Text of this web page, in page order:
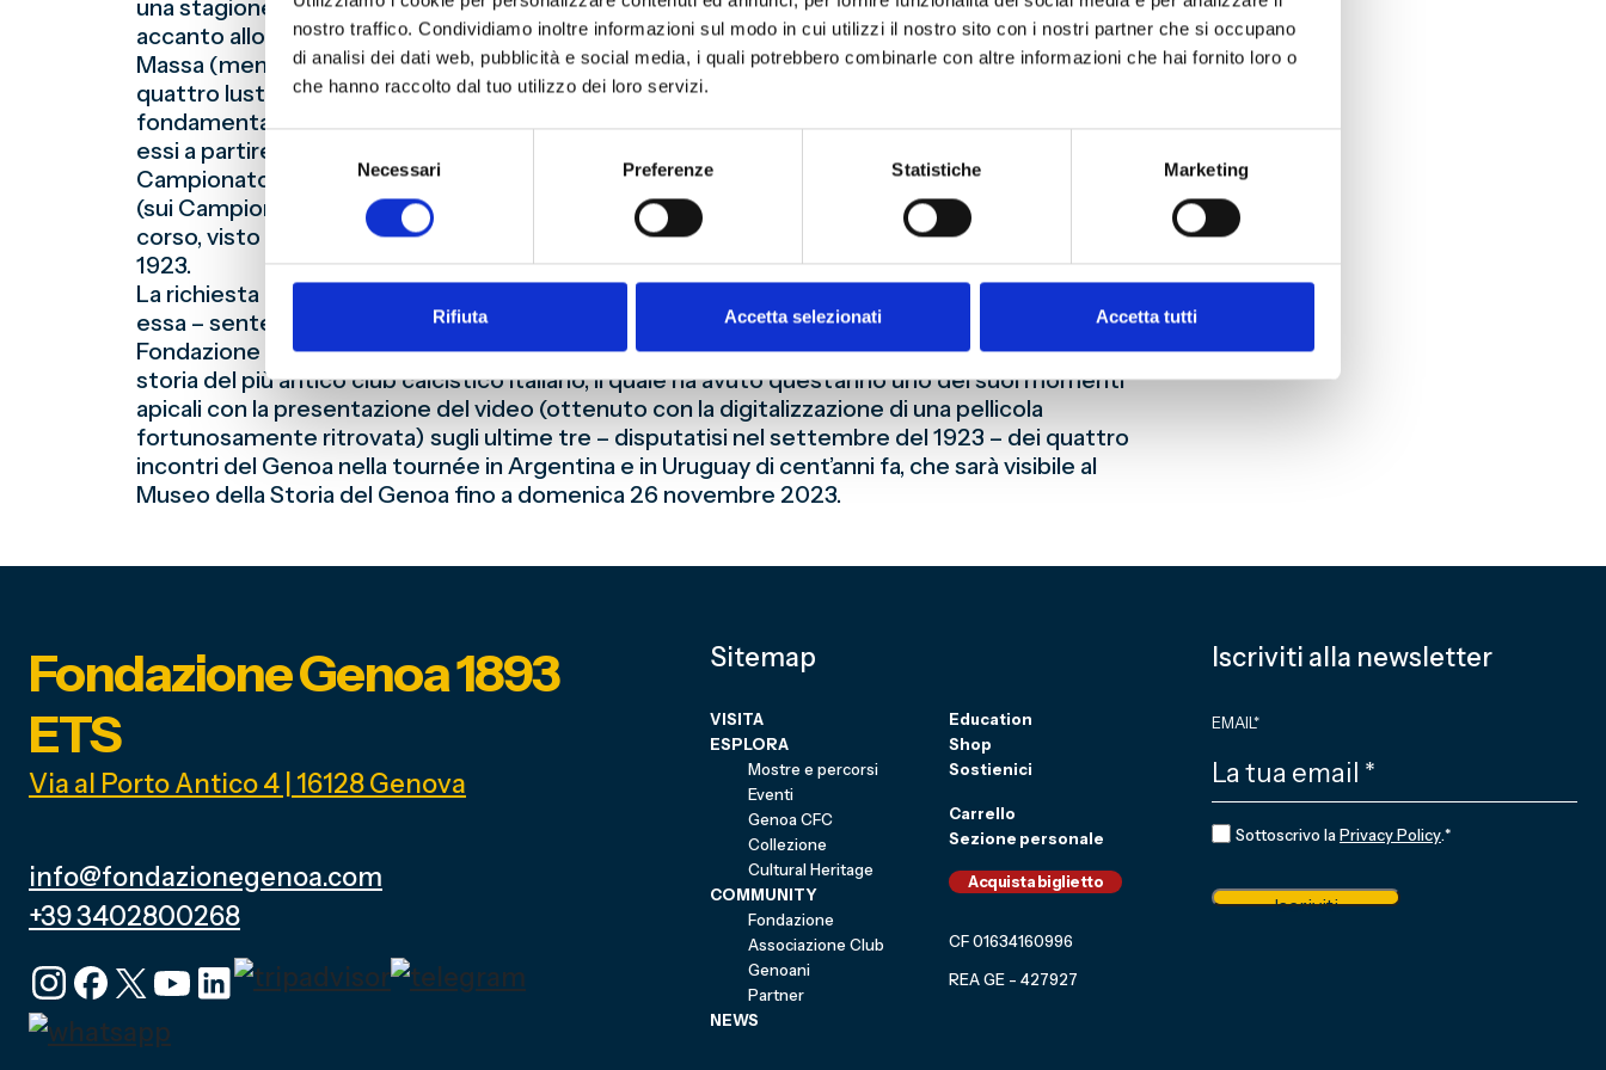
nostro traffico. Condividiamo inoltre informazioni sul modo in cui utilizzi il nostro sito con i nostri partner che si occupano
di analisi dei dati web, pubblicità e social media, i quali potrebbero combinarle con altre informazioni che hai fornito loro o
che hanno raccolto dal tuo utilizzo dei loro servizi.
Necessari Preferenze Statistiche Marketing
Rifiuta Accetta selezionati Accetta tutti
una stagione indimenticabile, chiedendo poco più di un mese fa alla Fondazione Genoa 1893 se,
accanto allo storico locale Andrea Freddo, avrebbe potuto partecipare quello del Genoa, Stefano
Massa (membro del Comitato Storico Scientifico del Museo della Storia del Genoa), il quale da
quattro lustri compie ricerche e studi sui nove campionati nazionali vinti dal Genoa e sta, con la
fondamentale collaborazione del disegnatore Marco Montaruli, dando dettagliato resoconto di
essi a partire dall’autunno del 2014 su Pianeta Genoa 1893 con Il Settimo Sigillo Genoano (sul
Campionato 1914/1915), a cui hanno fatto seguito negli ultimi dieci mesi Road to Challenge Cup
(sui Campionati 1898, 1899 e 1900) e Gli Invincibili (sul Campionato 1922/1923), ancora in
corso, visto che l’ultima partita, vinta 2-0 in casa della Lazio, si disputò domenica 22 luglio
1923.
La richiesta giunta da Tortona di partecipazione a tale convegno di Massa, il quale ha dato a
essa – sentendosi onorato di averla ricevuta – il suo assenso, è un’importante attestazione per la
Fondazione Genoa 1893 del lavoro che sta conducendo da tre lustri per la valorizzazione della
storia del più antico club calcistico italiano, il quale ha avuto quest’anno uno dei suoi momenti
apicali con la presentazione del video (ottenuto con la digitalizzazione di una pellicola
fortunosamente ritrovata) sugli ultime tre – disputatisi nel settembre del 1923 – dei quattro
incontri del Genoa nella tournée in Argentina e in Uruguay di cent’anni fa, che sarà visibile al
Museo della Storia del Genoa fino a domenica 26 novembre 2023.
Fondazione Genoa 1893
ETS
Via al Porto Antico 4 | 16128 Genova
info@fondazionegenoa.com
+39 3402800268
Sitemap
VISITA
ESPLORA
Mostre e percorsi
Eventi
Genoa CFC
Collezione
Cultural Heritage
COMMUNITY
Fondazione
Associazione Club
Genoani
Partner
NEWS
Education
Shop
Sostienici
Carrello
Sezione personale
Acquista biglietto
CF 01634160996
REA GE - 427927
Iscriviti alla newsletter
EMAIL*
CONSENSO*
Sottoscrivo laPrivacy Policy.*
Iscriviti